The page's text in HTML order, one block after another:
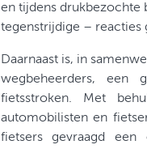
en tijdens drukbezochte
tegenstrijdige – reacties
Daarnaast is, in
wegbeheerders, een
fietsstroken. Met
automobilisten en
fietsers gevraagd